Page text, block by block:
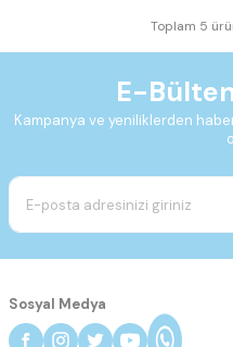
Toplam 5
E-
Kampanya ve yeniliklerden
Sosyal Medya